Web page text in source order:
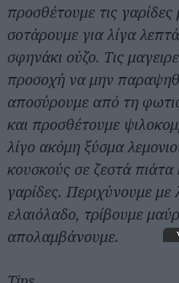
προσθέτουμε τις
σοτάρουμε για λίγα
σφηνάκι ούζο. Τις
προσοχή να μην
αποσύρουμε από τη
και προσθέτουμε
λίγο ακόμη ξύσμα
κουσκούς σε ζεστά
γαρίδες. Περιχύνουμε
ελαιόλαδο, τρίβουμε
απολαμβάνουμε.